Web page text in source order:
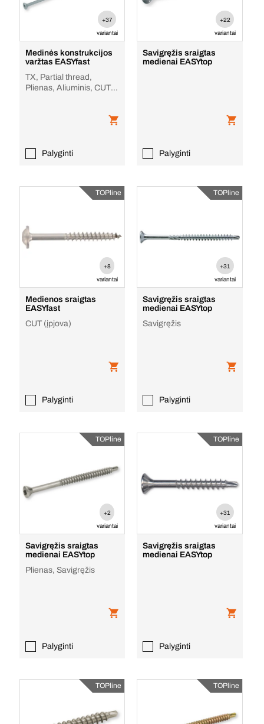
+37
variantai
Medinės konstrukcijos
varžtas EASYfast
TX, Partial thread,
Plienas, Aliuminis, CUT
Palyginti
+22
variantai
Savigręžis sraigtas
medienai EASYtop
Palyginti
TOPline
+8
variantai
Medienos sraigtas
EASYfast
CUT (įpjova)
Palyginti
TOPline
+31
variantai
Savigręžis sraigtas
medienai EASYtop
Savigręžis
Palyginti
TOPline
+2
variantai
Savigręžis sraigtas
medienai EASYtop
Plienas, Savigręžis
Palyginti
TOPline
+31
variantai
Savigręžis sraigtas
medienai EASYtop
Palyginti
TOPline TOPline